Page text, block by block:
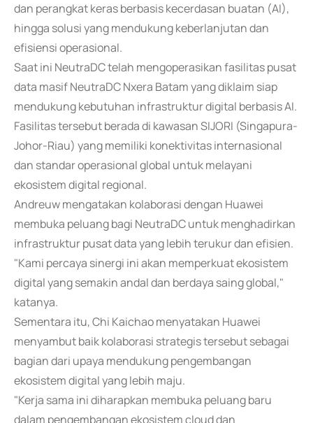
dan perangkat keras berbasis kecerdasan buatan (AI),
hingga solusi yang mendukung keberlanjutan dan
efisiensi operasional.
Saat ini NeutraDC telah mengoperasikan fasilitas pusat
data masif NeutraDC Nxera Batam yang diklaim siap
mendukung kebutuhan infrastruktur digital berbasis AI.
Fasilitas tersebut berada di kawasan SIJORI (Singapura-
Johor-Riau) yang memiliki konektivitas internasional
dan standar operasional global untuk melayani
ekosistem digital regional.
Andreuw mengatakan kolaborasi dengan Huawei
membuka peluang bagi NeutraDC untuk menghadirkan
infrastruktur pusat data yang lebih terukur dan efisien.
"Kami percaya sinergi ini akan memperkuat ekosistem
digital yang semakin andal dan berdaya saing global,"
katanya.
Sementara itu, Chi Kaichao menyatakan Huawei
menyambut baik kolaborasi strategis tersebut sebagai
bagian dari upaya mendukung pengembangan
ekosistem digital yang lebih maju.
"Kerja sama ini diharapkan membuka peluang baru
dalam pengembangan ekosistem cloud dan